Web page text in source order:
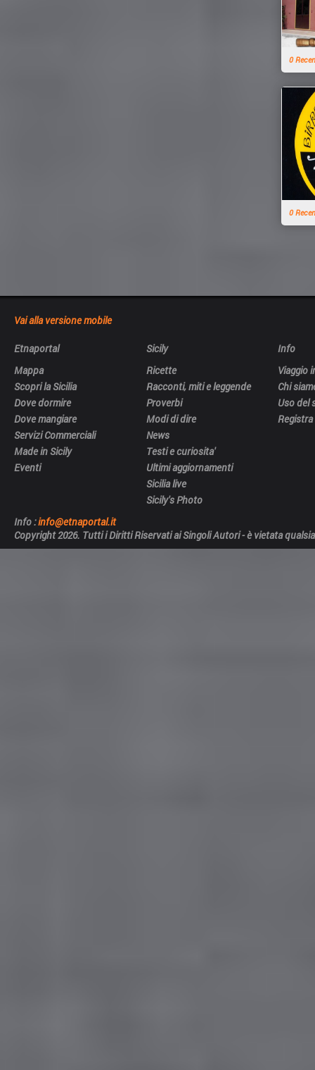
0
0
Vai alla versione mobile
Etnaportal
Mappa
Scopri la Sicilia
Dove dormire
Dove mangiare
Servizi Commerciali
Made in Sicily
Eventi
Sicily
Ricette
Racconti, miti e leggende
Proverbi
Modi di dire
News
Testi e curiosita'
Ultimi aggiornamenti
Sicilia live
Sicily's Photo
Info
Viaggio
Chi
Uso del
Info :info@etnaportal.it
Copyright 2026. Tutti i Diritti Riservati ai Singoli Autori - è vietata